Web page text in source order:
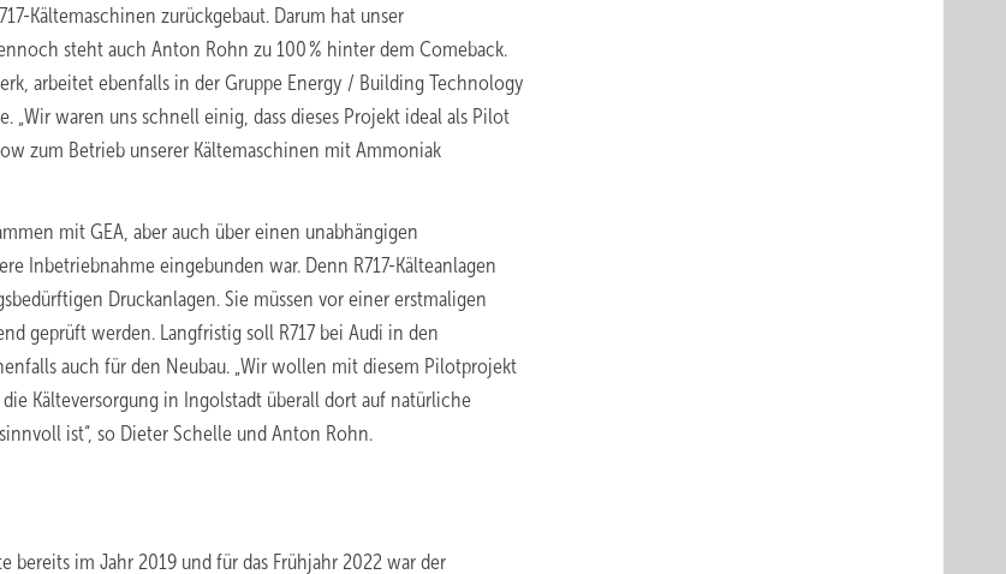
Kältemaschinen zurückgebaut. Darum hat unser
steht auch Anton Rohn zu 100 % hinter dem Comeback.
arbeitet ebenfalls in der Gruppe Energy / Building Technology
waren uns schnell einig, dass dieses Projekt ideal als Pilot
zum Betrieb unserer Kältemaschinen mit Ammoniak
mit GEA, aber auch über einen unabhängigen
Inbetriebnahme eingebunden war. Denn R717-Kälteanlagen
Druckanlagen. Sie müssen vor einer erstmaligen
geprüft werden. Langfristig soll R717 bei Audi in den
auch für den Neubau. „Wir wollen mit diesem Pilotprojekt
Kälteversorgung in Ingolstadt überall dort auf natürliche
ist“, so Dieter Schelle und Anton Rohn.
bereits im Jahr 2019 und für das Frühjahr 2022 war der